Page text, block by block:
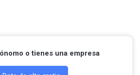
o tienes una empresa